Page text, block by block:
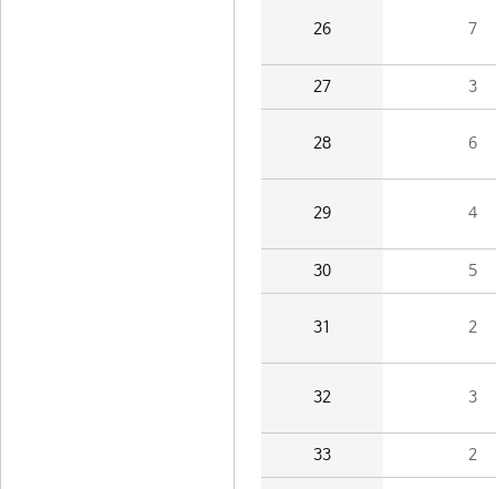
26 7
27 3
28 6
29 4
30 5
31 2
32 3
33 2